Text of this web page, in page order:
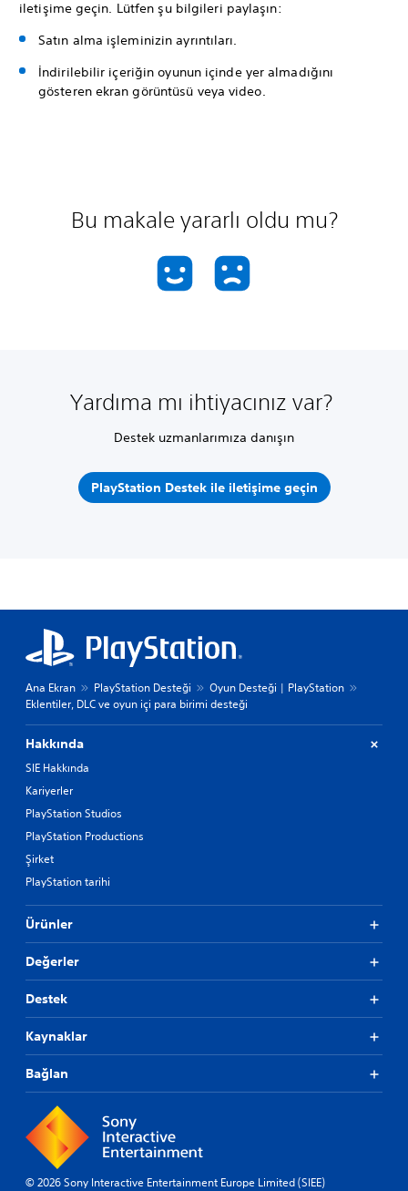
iletişime geçin. Lütfen şu bilgileri paylaşın:
Satın alma işleminizin ayrıntıları.
İndirilebilir içeriğin oyunun içinde yer almadığını
gösteren ekran görüntüsü veya video.
Bu makale yararlı oldu mu?
Yardıma mı ihtiyacınız var?
Destek uzmanlarımıza danışın
PlayStation Destek ile iletişime geçin
Ana Ekran PlayStation Desteği
Oyun Desteği | PlayStation
Eklentiler, DLC ve oyun içi para birimi desteği
Hakkında
SIE Hakkında
Kariyerler
PlayStation Studios
PlayStation Productions
Şirket
PlayStation tarihi
Ürünler
Değerler
Destek
Kaynaklar
Bağlan
© 2026 Sony Interactive Entertainment Europe Limited (SIEE)